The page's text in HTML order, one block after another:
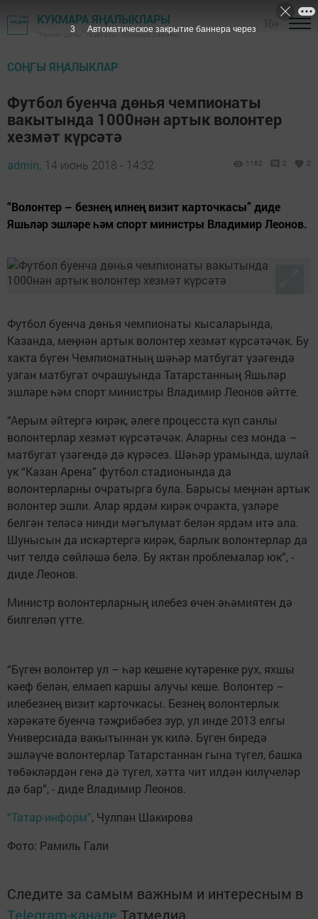
КУКМАРА ЯҢАЛЫКЛАРЫ
"Хезмәт даны" газетасы - Кукмара районы
СОҢГЫ ЯҢАЛЫКЛАР
Футбол буенча дөнья чемпионаты
вакытында 1000нән артык волонтер
хезмәт күрсәтә
admin, 14 июнь 2018 - 14:32 1162 0 0
“Волонтер – безнең илнең визит карточкасы” диде
Яшьләр эшләре һәм спорт министры Владимир Леонов.
Футбол буенча дөнья чемпионаты кысаларында,
Казанда, меңнән артык волонтер хезмәт күрсәтәчәк. Бу
хакта бүген Чемпионатның шәһәр матбугат үзәгендә
узган матбугат очрашуында Татарстанның Яшьләр
эшләре һәм спорт министры Владимир Леонов әйтте.
“Аерым әйтергә кирәк, әлеге процесста күп санлы
волонтерлар хезмәт күрсәтәчәк. Аларны сез монда –
матбугат үзәгендә дә күрәсез. Шәһәр урамында, шулай
ук “Казан Арена” футбол стадионында да
волонтерларны очратырга була. Барысы меңнән артык
волонтер эшли. Алар ярдәм кирәк очракта, үзләре
белгән теләсә нинди мәгълүмат белән ярдәм итә ала.
Шунысын да искәртергә кирәк, барлык волонтерлар да
чит телдә сөйләшә белә. Бу яктан проблемалар юк”, -
диде Леонов.
Министр волонтерларның илебез өчен әһәмиятен дә
билгеләп үтте.
“Бүген волонтер ул – һәр кешене күтәренке рух, яхшы
кәеф белән, елмаеп каршы алучы кеше. Волонтер –
илебезнең визит карточкасы. Безнең волонтерлык
хәрәкәте буенча тәҗрибәбез зур, ул инде 2013 елгы
Универсиада вакытыннан ук килә. Бүген биредә
эшләүче волонтерлар Татарстаннан гына түгел, башка
төбәкләрдән генә дә түгел, хәтта чит илдән килүчеләр
дә бар”, - диде Владимир Леонов.
“Татар-информ”, Чулпан Шакирова
Фото: Рамиль Гали
Следите за самым важным и интересным в
Telegram-канале Татмедиа
2 Автоматическое закрытие баннера через